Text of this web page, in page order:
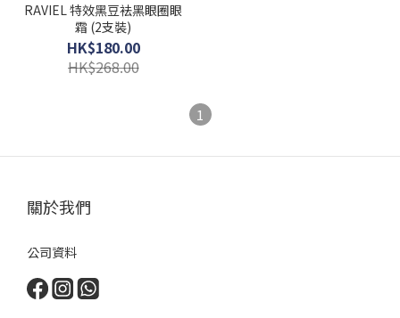
RAVIEL 特效黑豆袪黑眼圈眼
霜 (2支裝)
HK$180.00
HK$268.00
1
關於我們
公司資料